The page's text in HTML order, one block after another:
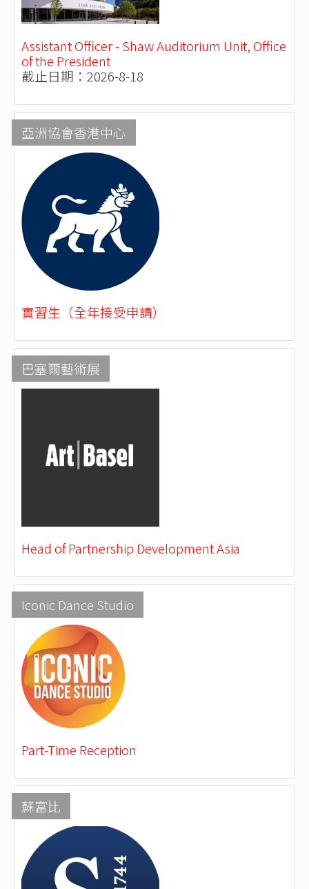
Assistant Officer - Shaw Auditorium Unit, Office
of the President
截止日期：2026-8-18
亞洲協會香港中心
實習生（全年接受申請）
巴塞爾藝術展
Head of Partnership Development Asia
Iconic Dance Studio
Part-Time Reception
蘇富比